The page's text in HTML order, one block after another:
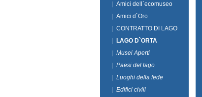
Amici dell`ecomuseo
Amici d`Oro
CONTRATTO DI LAGO
LAGO D`ORTA
Musei Aperti
Paesi del lago
Luoghi della fede
Edifici civili